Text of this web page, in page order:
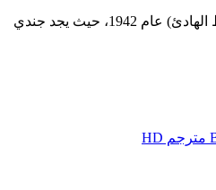
تدور الأحداث في (المحيط الهادئ) عام 1942، حيث يجد جندي